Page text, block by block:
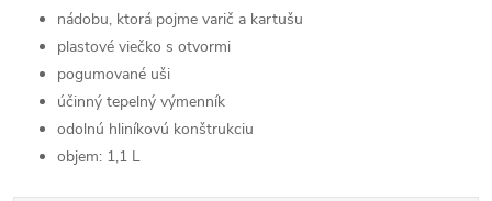
nádobu, ktorá pojme varič a kartušu
plastové viečko s otvormi
pogumované uši
účinný tepelný výmenník
odolnú hliníkovú konštrukciu
objem: 1,1 L